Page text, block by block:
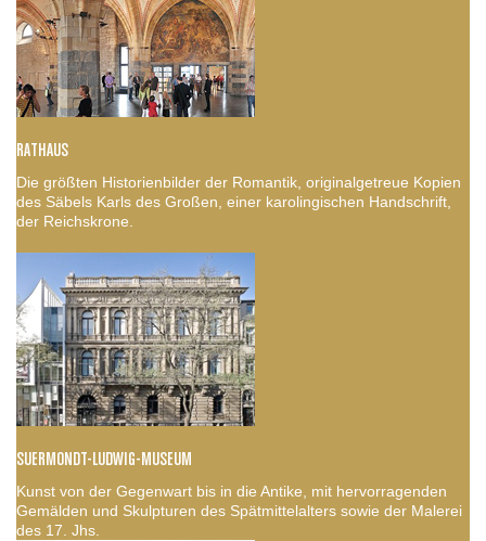
RATHAUS
Die größten Historienbilder der Romantik, originalgetreue Kopien
des Säbels Karls des Großen, einer karolingischen Handschrift,
der Reichskrone.
SUERMONDT-LUDWIG-MUSEUM
Kunst von der Gegenwart bis in die Antike, mit hervorragenden
Gemälden und Skulpturen des Spätmittelalters sowie der Malerei
des 17. Jhs.